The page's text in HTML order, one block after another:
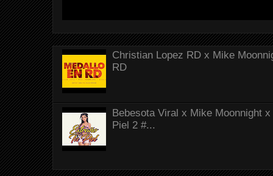
Christian Lopez RD x Mike
RD
Bebesota Viral x Mike Moonnight
Piel 2 #...